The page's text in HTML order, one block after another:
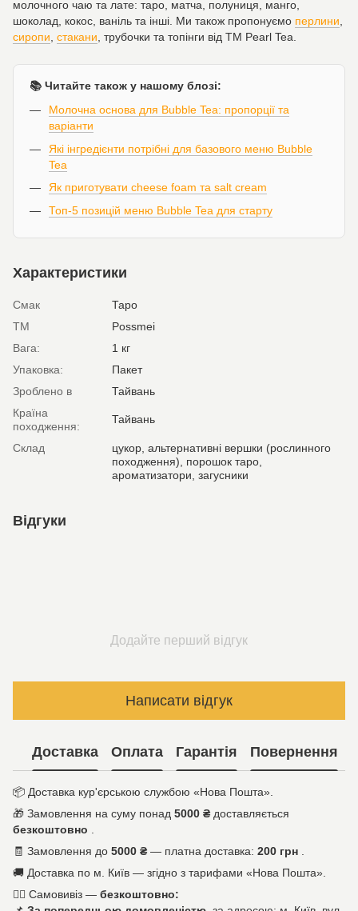
молочного чаю та лате: таро, матча, полуниця, манго,
шоколад, кокос, ваніль та інші. Ми також пропонуємо перлини,
сиропи, стакани, трубочки та топінги від ТМ Pearl Tea.
📚 Читайте також у нашому блозі:
Молочна основа для Bubble Tea: пропорції та
варіанти
Які інгредієнти потрібні для базового меню Bubble
Tea
Як приготувати cheese foam та salt cream
Топ-5 позицій меню Bubble Tea для старту
Характеристики
Смак
Таро
ТМ
Possmei
Вага:
1 кг
Упаковка:
Пакет
Зроблено в
Тайвань
Країна
походження:
Тайвань
Склад
цукор, альтернативні вершки (рослинного
походження), порошок таро,
ароматизатори, загусники
Відгуки
Додайте перший відгук
Написати відгук
Доставка Оплата Гарантія Повернення
📦 Доставка кур'єрською службою «Нова Пошта».
🎁 Замовлення на суму понад 5000 ₴ доставляється
безкоштовно
🧾 Замовлення до 5000 ₴ — платна доставка: 200 грн
🚚 Доставка по м. Київ — згідно з тарифами «Нова Пошта».
🚶‍♀️ Самовивіз — безкоштовно: